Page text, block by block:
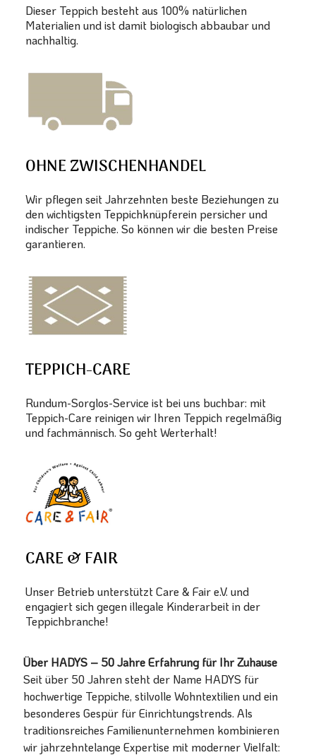
Dieser Teppich besteht aus 100% natürlichen
Materialien und ist damit biologisch abbaubar und
nachhaltig.
OHNE ZWISCHENHANDEL
Wir pflegen seit Jahrzehnten beste Beziehungen zu
den wichtigsten Teppichknüpferein persicher und
indischer Teppiche. So können wir die besten Preise
garantieren.
TEPPICH-CARE
Rundum-Sorglos-Service ist bei uns buchbar: mit
Teppich-Care reinigen wir Ihren Teppich regelmäßig
und fachmännisch. So geht Werterhalt!
CARE & FAIR
Unser Betrieb unterstützt Care & Fair e.V. und
engagiert sich gegen illegale Kinderarbeit in der
Teppichbranche!
Über HADYS – 50 Jahre Erfahrung für Ihr Zuhause
Seit über 50 Jahren steht der Name HADYS für
hochwertige Teppiche, stilvolle Wohntextilien und ein
besonderes Gespür für Einrichtungstrends. Als
traditionsreiches Familienunternehmen kombinieren
wir jahrzehntelange Expertise mit moderner Vielfalt: